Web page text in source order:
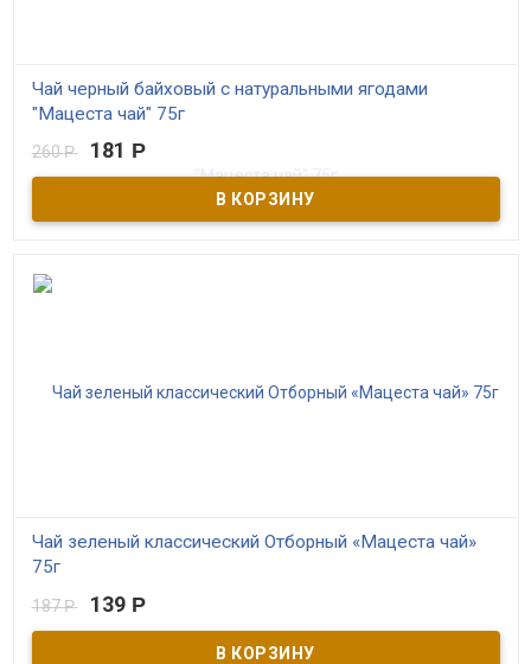
Чай черный байховый с натуральными ягодами
"Мацеста чай" 75г
В наличии
Вкус и аромат спелых ягод гармонично сочетается с
насыщенным сладковатым вкусом черного чая, выращенного в
предгорьях Мацестинской долины в Сочи, даря ощущение
260Р 181 Р
Чай зеленый классический Отборный «Мацеста чай»
75г
В наличии
Зеленый чай имеет нежный, изысканный, чуть сладковатый вкус
187Р 139 Р